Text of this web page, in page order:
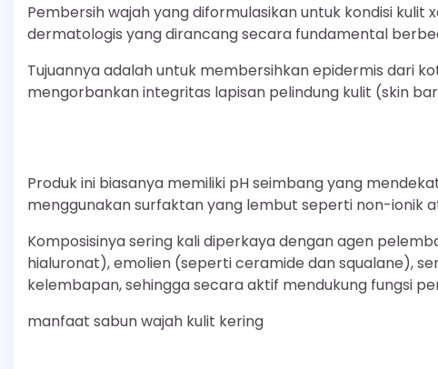
Pembersih wajah yang diformulasikan untuk kondisi
dermatologis yang dirancang secara fundamental
Tujuannya adalah untuk membersihkan epidermis dari
mengorbankan integritas lapisan pelindung kulit (skin
Produk ini biasanya memiliki pH seimbang yang
menggunakan surfaktan yang lembut seperti non-ionik
Komposisinya sering kali diperkaya dengan agen
hialuronat), emolien (seperti ceramide dan squalane),
kelembapan, sehingga secara aktif mendukung fungsi
manfaat sabun wajah kulit kering